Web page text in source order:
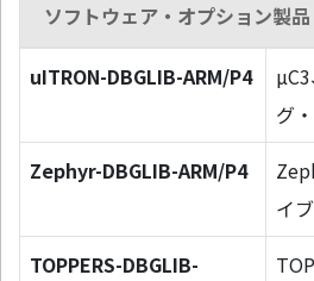
ソフトウェア・オプション製品
uITRON-DBGLIB-ARM/P4
グ
Zephyr-DBGLIB-ARM/P4
イ
TOPPERS-DBGLIB-